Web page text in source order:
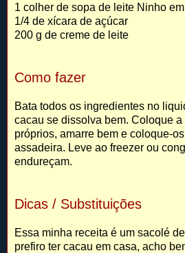
1 colher de sopa de leite Ninho
1/4 de xícara de açúcar
200 g de creme de leite
Como fazer
Bata todos os ingredientes no
cacau se dissolva bem. Coloque
próprios, amarre bem e coloque-
assadeira. Leve ao freezer ou
endureçam.
Dicas / Substituições
Essa minha receita é um sacolé
prefiro ter cacau em casa, acho